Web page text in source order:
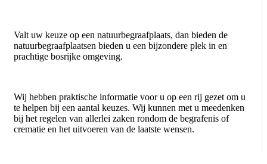
Valt uw keuze op een natuurbegraafplaats, dan bieden de
natuurbegraafplaatsen bieden u een bijzondere plek in en
prachtige bosrijke omgeving.
Wij hebben praktische informatie voor u op een rij gezet om u
te helpen bij een aantal keuzes. Wij kunnen met u meedenken
bij het regelen van allerlei zaken rondom de begrafenis of
crematie en het uitvoeren van de laatste wensen.